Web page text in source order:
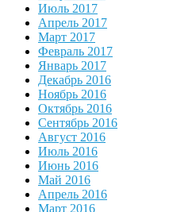
Июль 2017
Апрель 2017
Март 2017
Февраль 2017
Январь 2017
Декабрь 2016
Ноябрь 2016
Октябрь 2016
Сентябрь 2016
Август 2016
Июль 2016
Июнь 2016
Май 2016
Апрель 2016
Март 2016